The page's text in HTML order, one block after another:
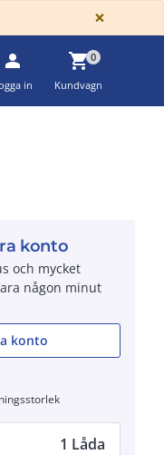
×
person
in
shopping_cart0
Kundvagn
konto
och mycket
någon minut
konto
1 Låda